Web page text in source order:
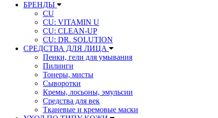
БРЕНДЫ
CU
CU: VITAMIN U
CU: СLEAN-UP
CU: DR. SOLUTION
СРЕДСТВА ДЛЯ ЛИЦА
Пенки, гели для умывания
Пилинги
Тонеры, мисты
Сыворотки
Кремы, лосьоны, эмульсии
Средства для век
Тканевые и кремовые маски